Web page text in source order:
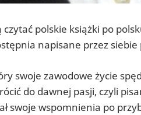
polskie książki po
napisane przez siebie
swoje zawodowe życie
do dawnej pasji, czyli
swoje wspomnienia po